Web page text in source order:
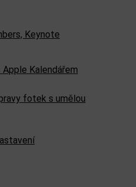
Keynote
Apple Kalendářem
fotek s umělou